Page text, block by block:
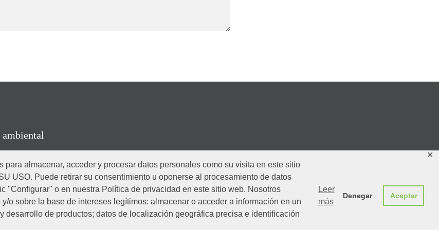
almacenar, acceder y procesar datos personales como su visita en este sitio
USO. Puede retirar su consentimiento u oponerse al procesamiento de datos
"Configurar" o en nuestra Política de privacidad en este sitio web. Nosotros
o sobre la base de intereses legítimos: almacenar o acceder a información en un
de productos; datos de localización geográfica precisa e identificación
Leer
más
Denegar Aceptar
✕
ambiental